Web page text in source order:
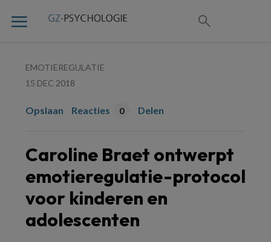
EMOTIEREGULATIE
15 DEC 2018
Opslaan Reacties 0 Delen
Caroline Braet ontwerpt
emotieregulatie-protocol
voor kinderen en
adolescenten